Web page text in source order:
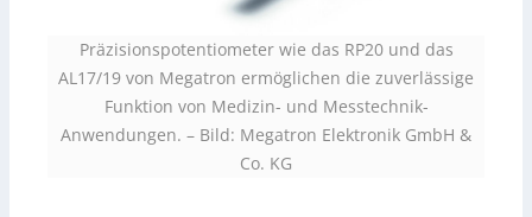
Präzisionspotentiometer wie das RP20 und das
AL17/19 von Megatron ermöglichen die zuverlässige
Funktion von Medizin- und Messtechnik-
Anwendungen. – Bild: Megatron Elektronik GmbH &
Co. KG